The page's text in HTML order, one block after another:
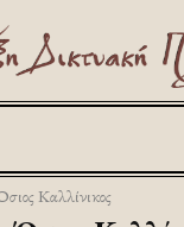
Καλλίνικος